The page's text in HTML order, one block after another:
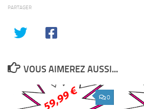
PARTAGER
VOUS AIMEREZ AUSSI...
0